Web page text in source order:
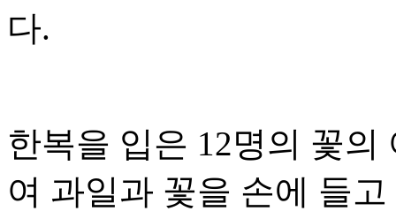
다.
한복을 입은 12명의 꽃
여 과일과 꽃을 손에 들